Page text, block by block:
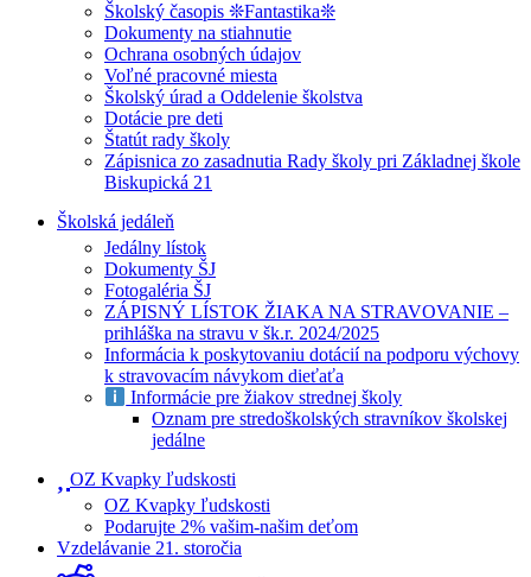
Školský časopis ❊Fantastika❊
Dokumenty na stiahnutie
Ochrana osobných údajov
Voľné pracovné miesta
Školský úrad a Oddelenie školstva
Dotácie pre deti
Štatút rady školy
Zápisnica zo zasadnutia Rady školy pri Základnej škole
Biskupická 21
Školská jedáleň
Jedálny lístok
Dokumenty ŠJ
Fotogaléria ŠJ
ZÁPISNÝ LÍSTOK ŽIAKA NA STRAVOVANIE –
prihláška na stravu v šk.r. 2024/2025
Informácia k poskytovaniu dotácií na podporu výchovy
k stravovacím návykom dieťaťa
Informácie pre žiakov strednej školy
Oznam pre stredoškolských stravníkov školskej
jedálne
OZ Kvapky ľudskosti
OZ Kvapky ľudskosti
Podarujte 2% vašim-našim deťom
Vzdelávanie 21. storočia